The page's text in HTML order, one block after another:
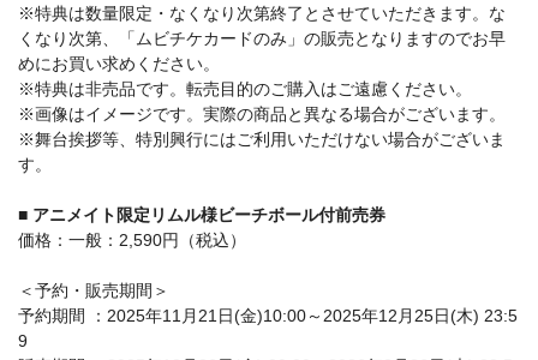
※特典は数量限定・なくなり次第終了とさせていただきます。な
くなり次第、「ムビチケカードのみ」の販売となりますのでお早
めにお買い求めください。
※特典は非売品です。転売目的のご購入はご遠慮ください。
※画像はイメージです。実際の商品と異なる場合がございます。
※舞台挨拶等、特別興行にはご利用いただけない場合がございま
す。
■ アニメイト限定リムル様ビーチボール付前売券
価格：一般：2,590円（税込）
＜予約・販売期間＞
予約期間 ：2025年11月21日(金)10:00～2025年12月25日(木) 23:5
9